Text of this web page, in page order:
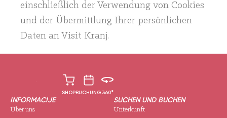
einschließlich der Verwendung von Cookies
und der Übermittlung Ihrer persönlichen
Daten an Visit Kranj.
SHOPBUCHUNG 360°
INFORMACIJE
Über uns
SUCHEN UND BUCHEN
Unterkunft